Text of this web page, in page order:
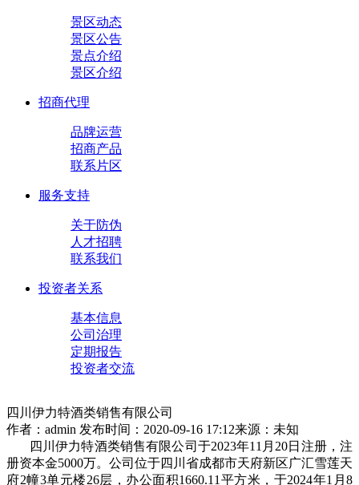
景区动态
景区公告
景点介绍
景区介绍
招商代理
品牌运营
招商产品
联系片区
服务支持
关于防伪
人才招聘
联系我们
投资者关系
基本信息
公司治理
定期报告
投资者交流
四川伊力特酒类销售有限公司
作者：admin 发布时间：2020-09-16 17:12来源：未知
四川伊力特酒类销售有限公司于2023年11月20日注册，注
册资本金5000万。公司位于四川省成都市天府新区广汇雪莲天
府2幢3单元楼26层，办公面积1660.11平方米，于2024年1月8